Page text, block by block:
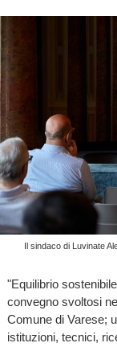
Il sindaco di Luvinate
"Equilibrio
convegno svoltosi
Comune di Varese;
istituzioni, tecnici,